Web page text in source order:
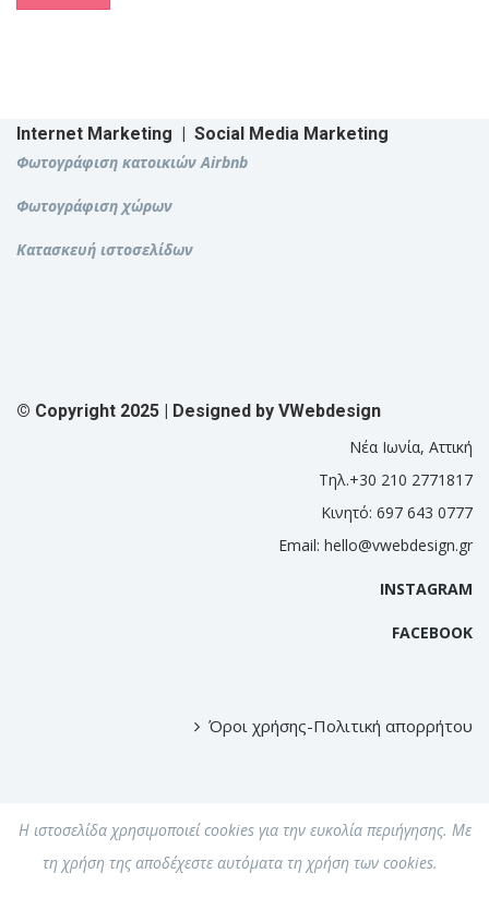
Internet Marketing | Social Media Marketing
Φωτογράφιση κατοικιών Airbnb
Φωτογράφιση χώρων
Κατασκευή ιστοσελίδων
© Copyright 2025 | Designed by VWebdesign
Νέα Ιωνία, Αττική
Τηλ.+30 210 2771817
Κινητό: 697 643 0777
Email: hello@vwebdesign.gr
INSTAGRAM
FACEBOOK
Όροι χρήσης-Πολιτική απορρήτου
Η ιστοσελίδα χρησιμοποιεί cookies για την ευκολία περιήγησης. Με
τη χρήση της αποδέχεστε αυτόματα τη χρήση των cookies.